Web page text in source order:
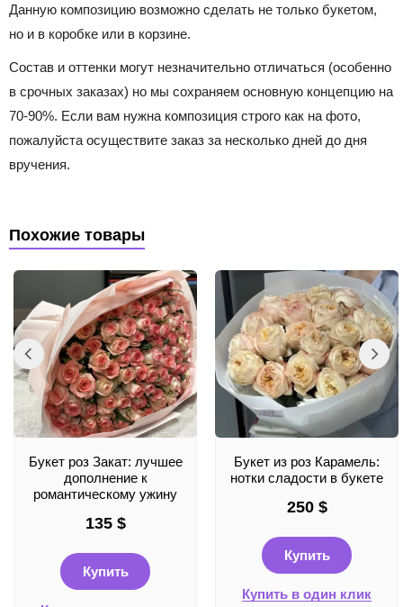
Данную композицию возможно сделать не только букетом,
но и в коробке или в корзине.
Состав и оттенки могут незначительно отличаться (особенно
в срочных заказах) но мы сохраняем основную концепцию на
70-90%. Если вам нужна композиция строго как на фото,
пожалуйста осуществите заказ за несколько дней до дня
вручения.
Похожие товары
Букет роз Закат: лучшее
дополнение к
романтическому ужину
135 $
Купить
Букет из роз Карамель:
нотки сладости в букете
250 $
Купить
Купить в один клик